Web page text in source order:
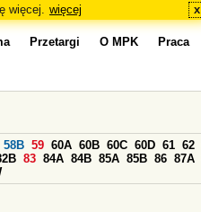
więcej. więcej x
Przetargi O MPK Praca
58B 59 60A 60B 60C 60D 61 62
83 84A 84B 85A 85B 86 87A